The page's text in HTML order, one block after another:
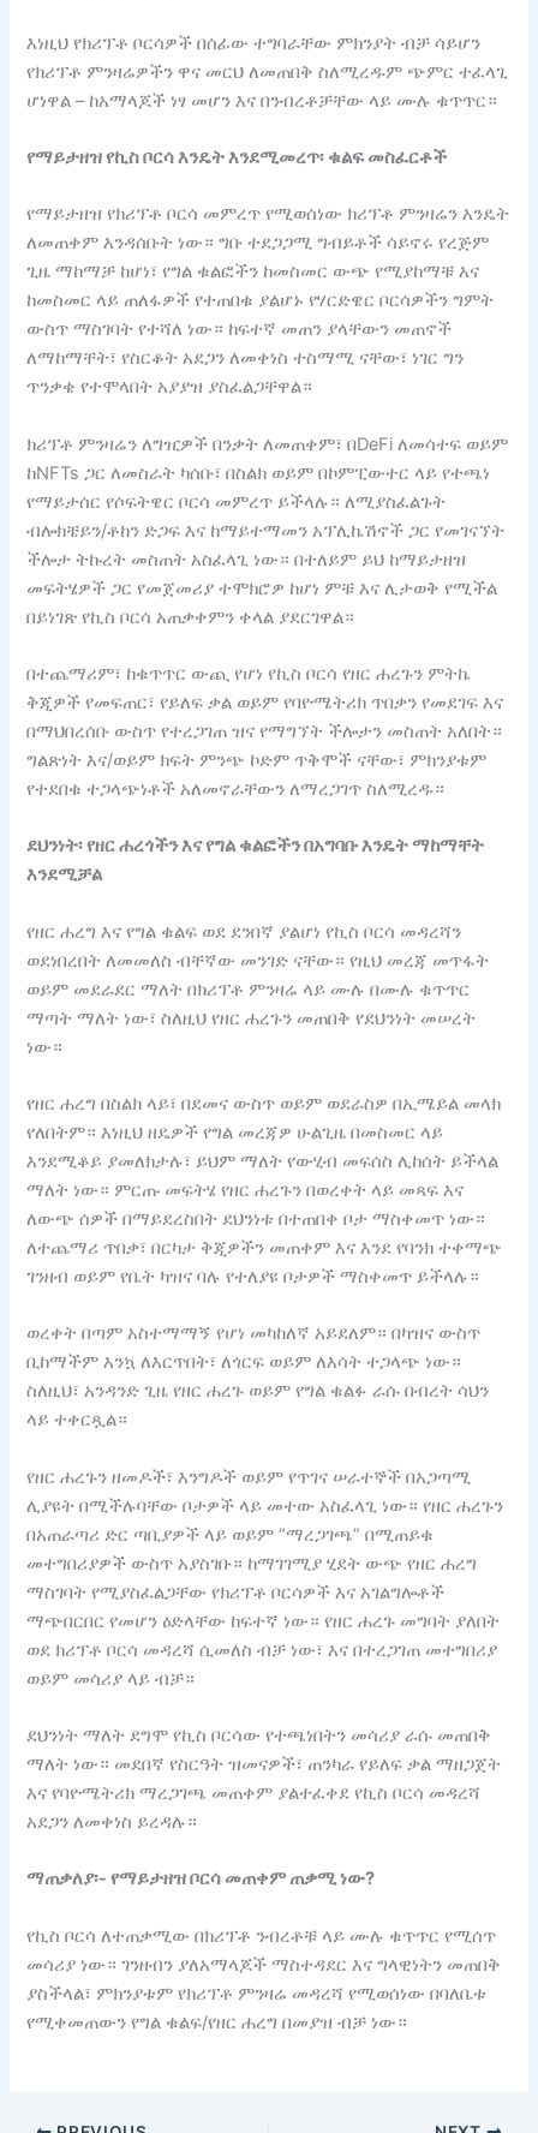
እነዚህ የክሪፕቶ ቦርሳዎች በሰፊው ተግባራቸው ምክንያት ብቻ ሳይሆን
የክሪፕቶ ምንዛሬዎችን ዋና መርህ ለመጠበቅ ስለሚረዱም ጭምር ተፈላጊ
ሆነዋል – ከአማላጆች ነፃ መሆን እና በንብረቶቻቸው ላይ ሙሉ ቁጥጥር።
የማይታዘዝ የኪስ ቦርሳ እንዴት እንደሚመረጥ፡ ቁልፍ መስፈርቶች
የማይታዘዝ የክሪፕቶ ቦርሳ መምረጥ የሚወሰነው ክሪፕቶ ምንዛሬን እንዴት
ለመጠቀም እንዳሰቡት ነው። ግቡ ተደጋጋሚ ግብይቶች ሳይኖሩ የረጅም
ጊዜ ማከማቻ ከሆነ፣ የግል ቁልፎችን ከመስመር ውጭ የሚያከማቹ እና
ከመስመር ላይ ጠለፋዎች የተጠበቁ ያልሆኑ የሃርድዌር ቦርሳዎችን ግምት
ውስጥ ማስገባት የተሻለ ነው። ከፍተኛ መጠን ያላቸውን መጠኖች
ለማከማቸት፣ የስርቆት አደጋን ለመቀነስ ተስማሚ ናቸው፣ ነገር ግን
ጥንቃቄ የተሞላበት አያያዝ ያስፈልጋቸዋል።
ክሪፕቶ ምንዛሬን ለግዢዎች በንቃት ለመጠቀም፣ በDeFi ለመሳተፍ ወይም
ከNFTs ጋር ለመስራት ካሰቡ፣ በስልክ ወይም በኮምፒውተር ላይ የተጫነ
የማይታሰር የሶፍትዌር ቦርሳ መምረጥ ይችላሉ። ለሚያስፈልጉት
ብሎክቼይን/ቶከን ድጋፍ እና ከማይተማመን አፕሊኬሽኖች ጋር የመገናኘት
ችሎታ ትኩረት መስጠት አስፈላጊ ነው። በተለይም ይህ ከማይታዘዝ
መፍትሄዎች ጋር የመጀመሪያ ተሞክሮዎ ከሆነ ምቹ እና ሊታወቅ የሚችል
በይነገጽ የኪስ ቦርሳ አጠቃቀምን ቀላል ያደርገዋል።
በተጨማሪም፣ ከቁጥጥር ውጪ የሆነ የኪስ ቦርሳ የዘር ሐረጉን ምትኬ
ቅጂዎች የመፍጠር፣ የይለፍ ቃል ወይም የባዮሜትሪክ ጥበቃን የመደገፍ እና
በማህበረሰቡ ውስጥ የተረጋገጠ ዝና የማግኘት ችሎታን መስጠት አለበት።
ግልጽነት እና/ወይም ክፍት ምንጭ ኮድም ጥቅሞች ናቸው፣ ምክንያቱም
የተደበቁ ተጋላጭነቶች አለመኖራቸውን ለማረጋገጥ ስለሚረዱ።
ደህንነት፡ የዘር ሐረጎችን እና የግል ቁልፎችን በአግባቡ እንዴት ማከማቸት
እንደሚቻል
የዘር ሐረግ እና የግል ቁልፍ ወደ ደንበኛ ያልሆነ የኪስ ቦርሳ መዳረሻን
ወደነበረበት ለመመለስ ብቸኛው መንገድ ናቸው። የዚህ መረጃ መጥፋት
ወይም መደራደር ማለት በክሪፕቶ ምንዛሬ ላይ ሙሉ በሙሉ ቁጥጥር
ማጣት ማለት ነው፣ ስለዚህ የዘር ሐረጉን መጠበቅ የደህንነት መሠረት
ነው።
የዘር ሐረግ በስልክ ላይ፣ በደመና ውስጥ ወይም ወደራስዎ በኢሜይል መላክ
የለበትም። እነዚህ ዘዴዎች የግል መረጃዎ ሁልጊዜ በመስመር ላይ
እንደሚቆይ ያመለክታሉ፣ ይህም ማለት የውሂብ መፍሰስ ሊከሰት ይችላል
ማለት ነው። ምርጡ መፍትሄ የዘር ሐረጉን በወረቀት ላይ መጻፍ እና
ለውጭ ሰዎች በማይደረስበት ደህንነቱ በተጠበቀ ቦታ ማስቀመጥ ነው።
ለተጨማሪ ጥበቃ፣ በርካታ ቅጂዎችን መጠቀም እና እንደ የባንክ ተቀማጭ
ገንዘብ ወይም የቤት ካዝና ባሉ የተለያዩ ቦታዎች ማስቀመጥ ይችላሉ።
ወረቀት በጣም አስተማማኝ የሆነ መካከለኛ አይደለም። በካዝና ውስጥ
ቢከማችም እንኳ ለእርጥበት፣ ለጎርፍ ወይም ለእሳት ተጋላጭ ነው።
ስለዚህ፣ አንዳንድ ጊዜ የዘር ሐረጉ ወይም የግል ቁልፉ ራሱ በብረት ሳህን
ላይ ተቀርጿል።
የዘር ሐረጉን ዘመዶች፣ እንግዶች ወይም የጥገና ሠራተኞች በአጋጣሚ
ሊያዩት በሚችሉባቸው ቦታዎች ላይ መተው አስፈላጊ ነው። የዘር ሐረጉን
በአጠራጣሪ ድር ጣቢያዎች ላይ ወይም “ማረጋገጫ” በሚጠይቁ
መተግበሪያዎች ውስጥ አያስገቡ። ከማገገሚያ ሂደት ውጭ የዘር ሐረግ
ማስገባት የሚያስፈልጋቸው የክሪፕቶ ቦርሳዎች እና አገልግሎቶች
ማጭበርበር የመሆን ዕድላቸው ከፍተኛ ነው። የዘር ሐረጉ መግባት ያለበት
ወደ ክሪፕቶ ቦርሳ መዳረሻ ሲመለስ ብቻ ነው፣ እና በተረጋገጠ መተግበሪያ
ወይም መሳሪያ ላይ ብቻ።
ደህንነት ማለት ደግሞ የኪስ ቦርሳው የተጫነበትን መሳሪያ ራሱ መጠበቅ
ማለት ነው። መደበኛ የስርዓት ዝመናዎች፣ ጠንካራ የይለፍ ቃል ማዘጋጀት
እና የባዮሜትሪክ ማረጋገጫ መጠቀም ያልተፈቀደ የኪስ ቦርሳ መዳረሻ
አደጋን ለመቀነስ ይረዳሉ።
ማጠቃለያ፡- የማይታዘዝ ቦርሳ መጠቀም ጠቃሚ ነው?
የኪስ ቦርሳ ለተጠቃሚው በክሪፕቶ ንብረቶቹ ላይ ሙሉ ቁጥጥር የሚሰጥ
መሳሪያ ነው። ገንዘብን ያለአማላጆች ማስተዳደር እና ግላዊነትን መጠበቅ
ያስችላል፣ ምክንያቱም የክሪፕቶ ምንዛሬ መዳረሻ የሚወሰነው በባለቤቱ
የሚቀመጠውን የግል ቁልፍ/የዘር ሐረግ በመያዝ ብቻ ነው።